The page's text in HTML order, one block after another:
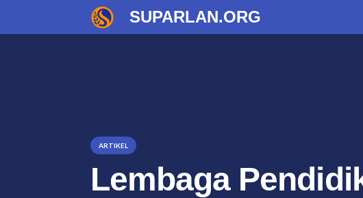
SUPARLAN.ORG
ARTIKEL
Lembaga